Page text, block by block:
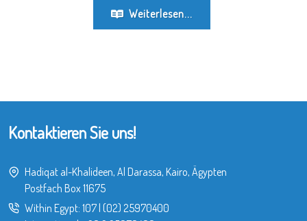
Weiterlesen...
Kontaktieren Sie uns!
Hadiqat al-Khalideen, Al Darassa, Kairo, Ägypten
Postfach Box 11675
Within Egypt: 107 (02) 25970400